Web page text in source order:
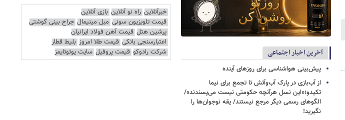
آخرین اخبار اجتماعی
پیش‌بینی هواشناسی برای روزهای آینده
از آب‌بازی در پارک آب‌وآتش تا تجمع برای نیما
تکیدو؛«این نسل هرآنچه حکومتی نیست می‌پسندند»/
الگوهای رسمی دیگر مرجع نیستند/ یقه نوجوان‌ها را
نگیرید!
خبرآنلاین راه نو آنلاین بازی آنلاین
قیمت تلویزیون سونی مبل مینیمال جراح بینی گوشتی
پرشین هتل قیمت آهن فولاد ایرانیان
اعتبارسنجی بانکی قیمت طلا امروز بلیط قطار
شرکت رادوکو قیمت پروفیل سایت یوتوتایمز